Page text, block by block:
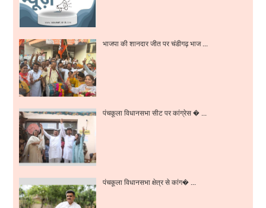
भाजपा की शानदार जीत पर चंडीगढ़ भाज ...
पंचकूला विधानसभा सीट पर कांग्रेस � ...
पंचकूला विधानसभा क्षेत्र से कांग� ...